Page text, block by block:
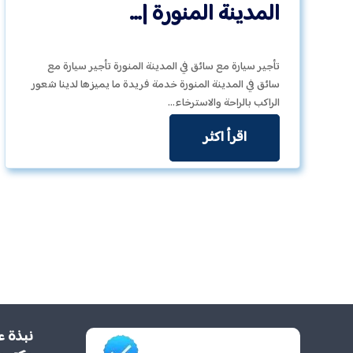
المدينة المنورة |…
تأجير سيارة مع سائق في المدينة المنورة تأجير سيارة مع
سائق في المدينة المنورة خدمة فريدة ما يميزها لدينا شعور
الراكب بالراحة والاسترخاء…
اقرأ اكثر
نبذة